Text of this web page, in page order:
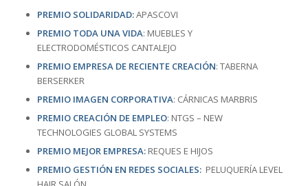
PREMIO SOLIDARIDAD:APASCOVI
PREMIO TODA UNA VIDA: MUEBLES Y
ELECTRODOMÉSTICOS CANTALEJO
PREMIO EMPRESA DE RECIENTE CREACIÓN: TABERNA
BERSERKER
PREMIO IMAGEN CORPORATIVA: CÁRNICAS MARBRIS
PREMIO CREACIÓN DE EMPLEO: NTGS – NEW
TECHNOLOGIES GLOBAL SYSTEMS
PREMIO MEJOR EMPRESA: REQUES E HIJOS
PREMIO GESTIÓN EN REDES SOCIALES: PELUQUERÍA LEVEL